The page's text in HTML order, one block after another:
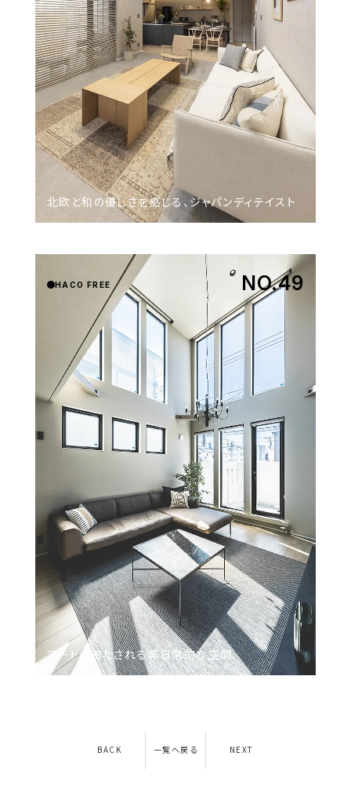
北欧と​和の​優しさを​感じる、​ジャパンディテイスト
HACO FREE NO.49
アートに​満たされる​非​日常的な​空間
BACK 一覧へ戻る NEXT